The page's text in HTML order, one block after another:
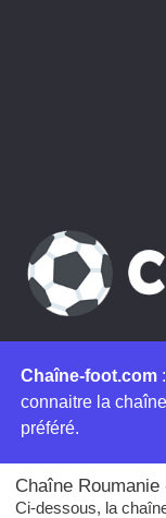
Chaîne-foot.com
connaitre la
préféré.
Chaîne
Ci-dessous, la